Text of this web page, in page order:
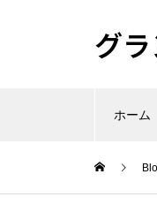
グ
ホーム